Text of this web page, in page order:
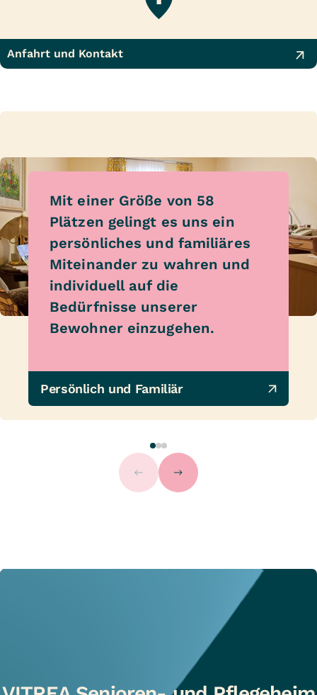
Anfahrt und Kontakt
Mit einer Größe von 58
Plätzen gelingt es uns ein
persönliches und familiäres
Miteinander zu wahren und
individuell auf die
Bedürfnisse unserer
Bewohner einzugehen.
Persönlich und Familiär